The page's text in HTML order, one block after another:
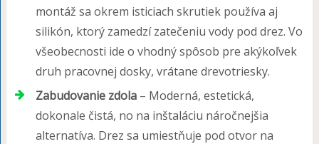
montáž sa okrem isticiach skrutiek používa aj
silikón, ktorý zamedzí zatečeniu vody pod drez. Vo
všeobecnosti ide o vhodný spôsob pre akýkoľvek
druh pracovnej dosky, vrátane drevotriesky.
Zabudovanie zdola– Moderná, estetická,
dokonale čistá, no na inštaláciu náročnejšia
alternatíva. Drez sa umiestňuje pod otvor na